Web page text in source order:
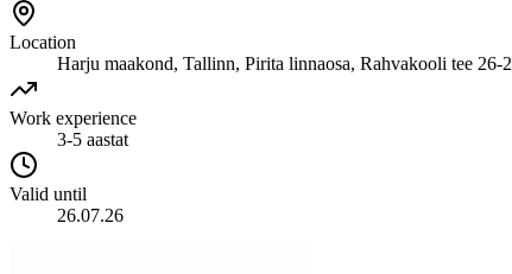
Location
Harju maakond, Tallinn, Pirita linnaosa, Rahvakooli tee 26-2
Work experience
3-5 aastat
Valid until
26.07.26